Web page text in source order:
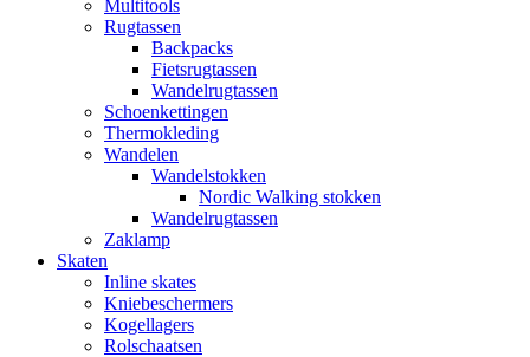
Multitools
Rugtassen
Backpacks
Fietsrugtassen
Wandelrugtassen
Schoenkettingen
Thermokleding
Wandelen
Wandelstokken
Nordic Walking stokken
Wandelrugtassen
Zaklamp
Skaten
Inline skates
Kniebeschermers
Kogellagers
Rolschaatsen